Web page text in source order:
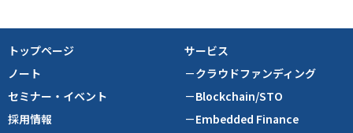
トップページ
ノート
セミナー・イベント
採用情報
サービス
－クラウドファンディング
－Blockchain/STO
－Embedded Finance